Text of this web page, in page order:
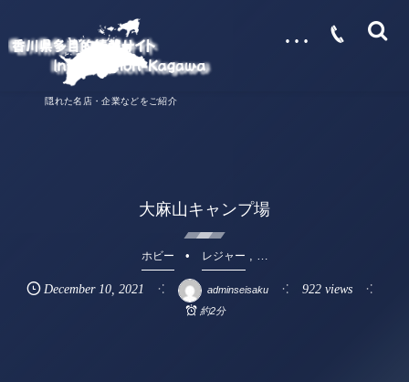
隠れた名店・企業などをご紹介
…
大麻山キャンプ場
ホビー レジャー
December 10,2021 adminseisaku 922 views
約2分